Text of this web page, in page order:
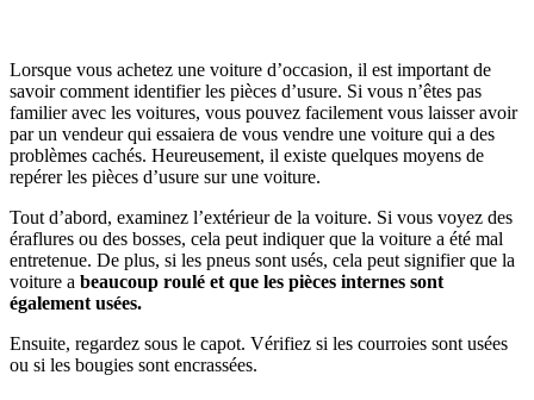
Lorsque vous achetez une voiture d’occasion, il est important de
savoir comment identifier les pièces d’usure. Si vous n’êtes pas
familier avec les voitures, vous pouvez facilement vous laisser avoir
par un vendeur qui essaiera de vous vendre une voiture qui a des
problèmes cachés. Heureusement, il existe quelques moyens de
repérer les pièces d’usure sur une voiture.
Tout d’abord, examinez l’extérieur de la voiture. Si vous voyez des
éraflures ou des bosses, cela peut indiquer que la voiture a été mal
entretenue. De plus, si les pneus sont usés, cela peut signifier que la
voiture a beaucoup roulé et que les pièces internes sont
également usées.
Ensuite, regardez sous le capot. Vérifiez si les courroies sont usées
ou si les bougies sont encrassées.